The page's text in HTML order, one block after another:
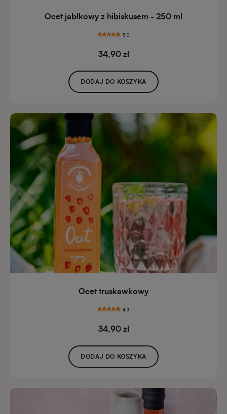
Ocet jabłkowy z hibiskusem - 250 ml
5.0
34,90 zł
DODAJ DO KOSZYKA
Ocet truskawkowy
4.9
34,90 zł
DODAJ DO KOSZYKA